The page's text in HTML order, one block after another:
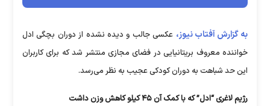
به گزارش آفتاب نیوز، عکسی جالب و دیده نشده از دوران بچگی ادل
خواننده معروف بریتانیایی در فضای مجازی منتشر شد که برای کاربران
این حد شباهت به دوران کودکی عجیب به نظر می‌رسد.
رژیم لاغری “ادل” که با کمک آن ۴۵ کیلو کاهش وزن داشت